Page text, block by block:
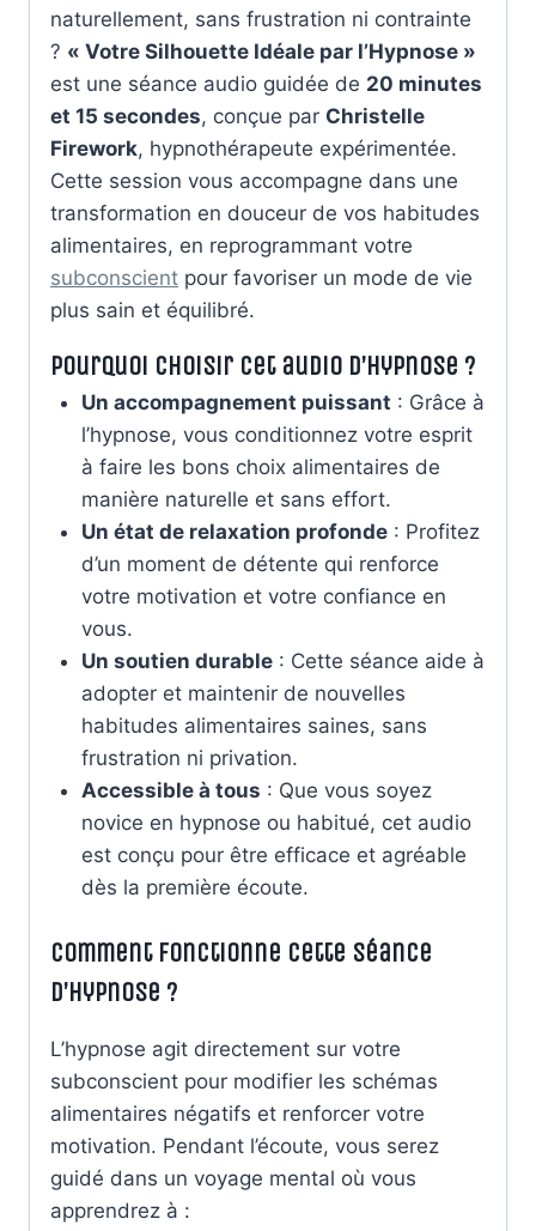
naturellement, sans frustration ni contrainte
? « Votre Silhouette Idéale par l’Hypnose »
est une séance audio guidée de 20 minutes
et 15 secondes, conçue par Christelle
Firework, hypnothérapeute expérimentée.
Cette session vous accompagne dans une
transformation en douceur de vos habitudes
alimentaires, en reprogrammant votre
subconscient pour favoriser un mode de vie
plus sain et équilibré.
Pourquoi choisir cet audio d’hypnose ?
Un accompagnement puissant : Grâce à
l’hypnose, vous conditionnez votre esprit
à faire les bons choix alimentaires de
manière naturelle et sans effort.
Un état de relaxation profonde: Profitez
d’un moment de détente qui renforce
votre motivation et votre confiance en
vous.
Un soutien durable: Cette séance aide à
adopter et maintenir de nouvelles
habitudes alimentaires saines, sans
frustration ni privation.
Accessible à tous : Que vous soyez
novice en hypnose ou habitué, cet audio
est conçu pour être efficace et agréable
dès la première écoute.
Comment fonctionne cette séance
d’hypnose ?
L’hypnose agit directement sur votre
subconscient pour modifier les schémas
alimentaires négatifs et renforcer votre
motivation. Pendant l’écoute, vous serez
guidé dans un voyage mental où vous
apprendrez à :